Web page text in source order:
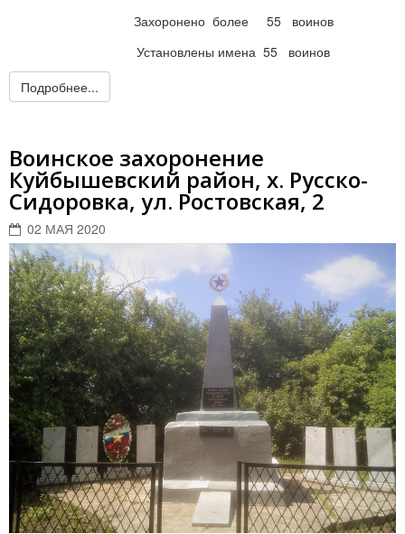
Захоронено более 55 воинов
Установлены имена 55 воинов
Подробнее...
Воинское захоронение
Куйбышевский район, х. Русско-
Сидоровка, ул. Ростовская, 2
02 МАЯ 2020